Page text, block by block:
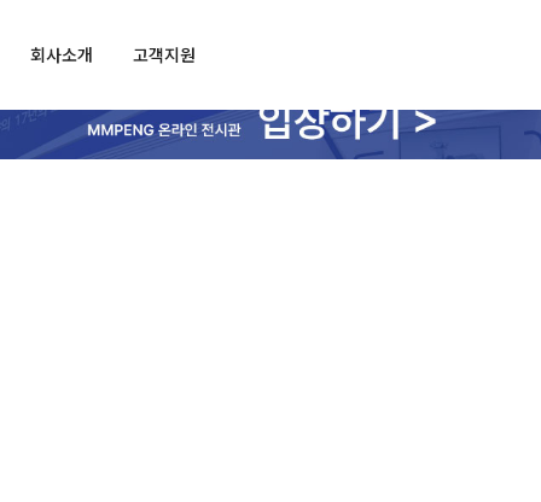
회사소개 고객지원